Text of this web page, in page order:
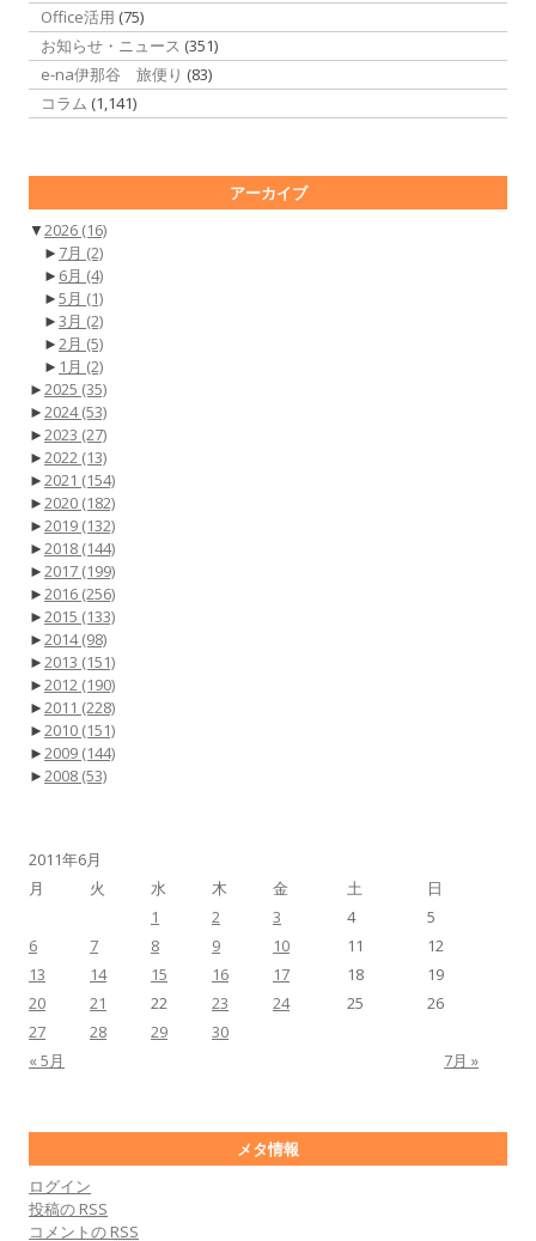
Office活用 (75)
お知らせ・ニュース (351)
e-na伊那谷 旅便り (83)
コラム (1,141)
アーカイブ
▼2026 (16)
► 7月 (2)
► 6月 (4)
►5月 (1)
►3月 (2)
►2月 (5)
► 1月 (2)
►2025 (35)
►2024(53)
►2023 (27)
►2022 (13)
►2021 (154)
►2020 (182)
►2019 (132)
►2018 (144)
►2017 (199)
►2016 (256)
►2015 (133)
►2014(98)
►2013 (151)
►2012 (190)
►2011 (228)
►2010 (151)
►2009 (144)
►2008 (53)
2011年6月
月
火 水 木 金 土 日
« 5月 7月 »
1 2 3 4
5
6
7 8 9 10 11
12
13
14 15 16 17 18
19
20
21 22 23 24 25
26
27
28 29 30
メタ情報
ログイン
投稿の RSS
コメントの RSS